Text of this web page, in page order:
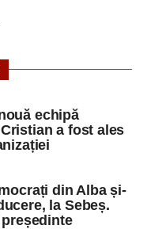
echipă
a fost ales
din Alba și-
la Sebeș.